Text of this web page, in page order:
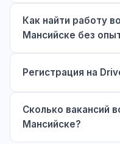
Как найти работу
Мансийске без
Регистрация на
Сколько вакансий
Мансийске?